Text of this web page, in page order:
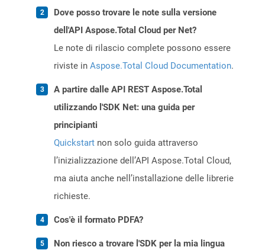
Dove posso trovare le note sulla versione
dell'API Aspose.Total Cloud per Net?
Le note di rilascio complete possono essere
riviste in Aspose.Total Cloud Documentation.
A partire dalle API REST Aspose.Total
utilizzando l'SDK Net: una guida per
principianti
Quickstart non solo guida attraverso
l’inizializzazione dell’API Aspose.Total Cloud,
ma aiuta anche nell’installazione delle librerie
richieste.
Cos'è il formato PDFA?
Non riesco a trovare l'SDK per la mia lingua